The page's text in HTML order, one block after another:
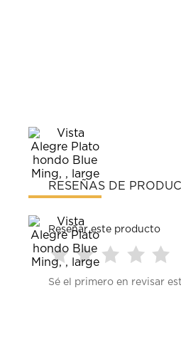
RESEÑAS DE
Reseñar este producto
Seleccionar
para
Seleccionar
paraparaparapara
Sé el primero en revisar